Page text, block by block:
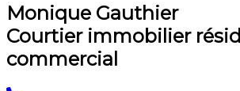
Monique Gauthier
Courtier immobilier
commercial